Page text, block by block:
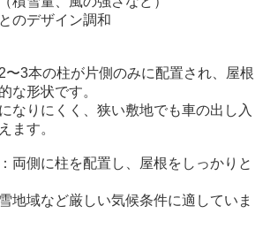
のデザイン調和
〜3本の柱が片側のみに配置され、屋根
な形状です。
なりにくく、狭い敷地でも車の出し入
ます。
両側に柱を配置し、屋根をしっかりと
地域など厳しい気候条件に適していま